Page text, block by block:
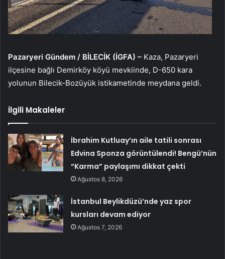
Pazaryeri Gündem / BİLECİK (İGFA) – Kaza, Pazaryeri
ilçesine bağlı Demirköy köyü mevkiinde, D-650 kara
yolunun Bilecik-Bozüyük istikametinde meydana geldi.
İlgili Makaleler
İbrahim Kutluay’ın aile tatili sonrası
Edvina Sponza görüntülendi! Bengü’nün
“Karma” paylaşımı dikkat çekti
Ağustos 8, 2026
İstanbul Beylikdüzü’nde yaz spor
kursları devam ediyor
Ağustos 7, 2026